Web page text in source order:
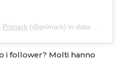
Primark (@primark) in data: Mag 4,
i follower? Molti hanno